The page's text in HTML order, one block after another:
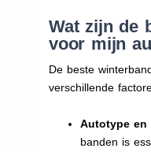
Wat zijn de
voor mijn
De beste
verschillende
Autotype en
banden is